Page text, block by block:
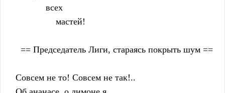
                всех
                    мастей!
      == Председатель Лиги, стараясь покрыть шум ==
    Совсем не то! Совсем не так!..